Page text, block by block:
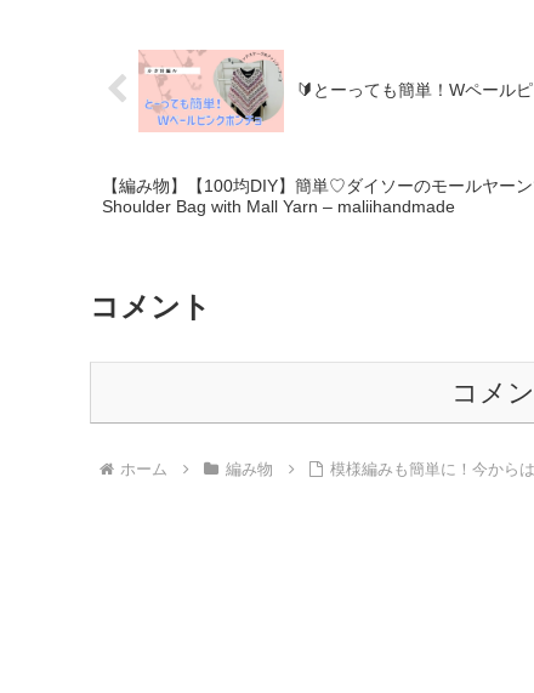
🔰とーっても簡単！Wペール
【編み物】【100均DIY】簡単♡ダイソーのモールヤー
Shoulder Bag with Mall Yarn – maliihandmade
コメント
コメ
ホーム 編み物 模様編みも簡単に！今から